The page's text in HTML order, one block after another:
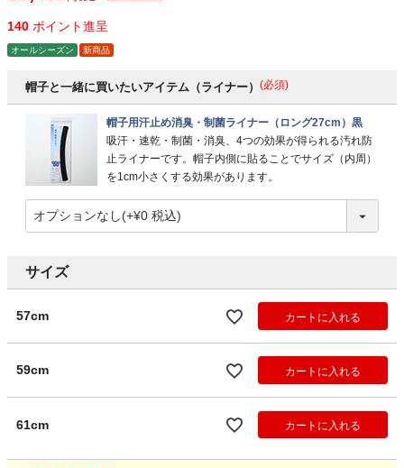
140 ポイント進呈
オールシーズン 新商品
帽子と一緒に買いたいアイテム（ライナー） (必須)
帽子用汗止め消臭・制菌ライナー（ロング27cm）黒
吸汗・速乾・制菌・消臭、4つの効果が得られる汚れ防
止ライナーです。帽子内側に貼ることでサイズ（内周）
を1cm小さくする効果があります。
サイズ
57cm カートに入れる
59cm カートに入れる
61cm カートに入れる